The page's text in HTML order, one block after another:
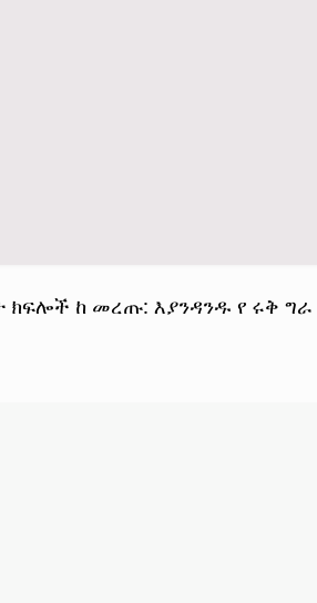
ከ መረጡ: እያንዳንዱ የ ሩቅ